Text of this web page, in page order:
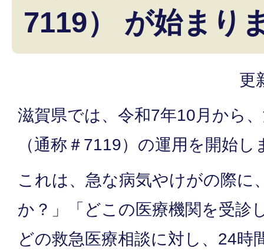
7119） が始まり
更
滋賀県では、令和7年10月から
（通称＃7119）の運用を開始し
これは、急な病気やけがの際に
か？」「どこの医療機関を受診
どの救急医療相談に対し、24時